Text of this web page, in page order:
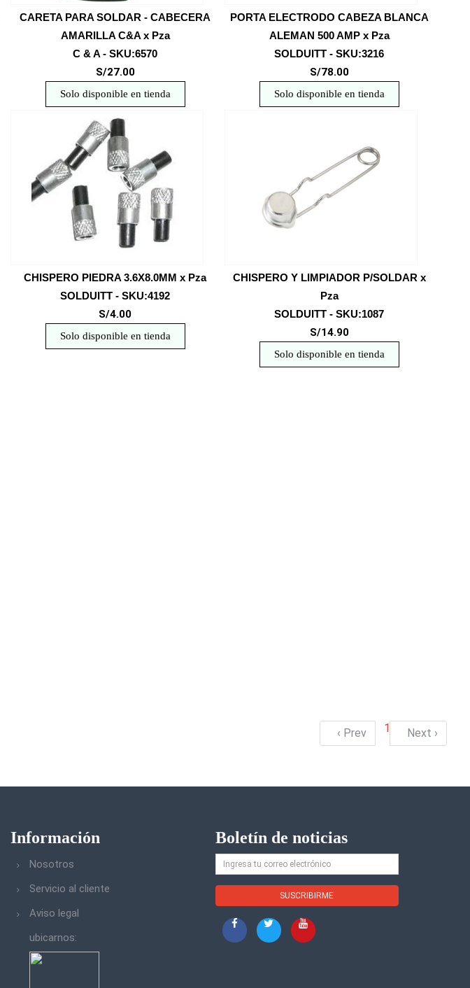
CARETA PARA SOLDAR - CABECERA
AMARILLA C&A x Pza
C & A - SKU:6570
S/27.00
Solo disponible en tienda
PORTA ELECTRODO CABEZA BLANCA
ALEMAN 500 AMP x Pza
SOLDUITT - SKU:3216
S/78.00
Solo disponible en tienda
CHISPERO PIEDRA 3.6X8.0MM x Pza
SOLDUITT - SKU:4192
S/4.00
Solo disponible en tienda
CHISPERO Y LIMPIADOR P/SOLDAR x
Pza
SOLDUITT - SKU:1087
S/14.90
Solo disponible en tienda
‹ Prev 1 Next ›
Información
Nosotros
Servicio al cliente
Aviso legal
ubicarnos:
Boletín de noticias